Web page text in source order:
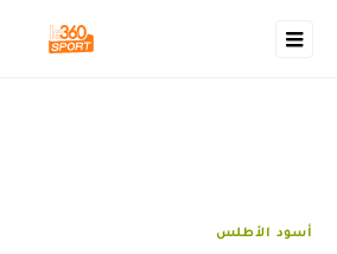
أسود الأطلس